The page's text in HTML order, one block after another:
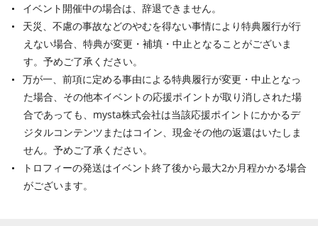
イベント開催中の場合は、辞退できません。
天災、不慮の事故などのやむを得ない事情により特典履行が行
えない場合、特典が変更・補填・中止となることがございま
す。予めご了承ください。
万が一、前項に定める事由による特典履行が変更・中止となっ
た場合、その他本イベントの応援ポイントが取り消しされた場
合であっても、mysta株式会社は当該応援ポイントにかかるデ
ジタルコンテンツまたはコイン、現金その他の返還はいたしま
せん。予めご了承ください。
トロフィーの発送はイベント終了後から最大2か月程かかる場合
がございます。